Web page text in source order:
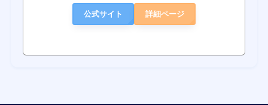
公式サイト 詳細ページ